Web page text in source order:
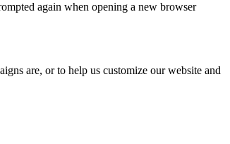
again when opening a new browser
are, or to help us customize our website and